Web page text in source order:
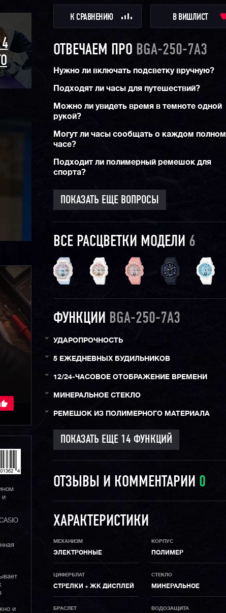
и
и
К СРАВНЕНИЮ В ВИШЛИСТ
ОТВЕЧАЕМ ПРО BGA-250-7A3
Нужно ли включать подсветку вручную?
Подходят ли часы для путешествий?
Можно ли увидеть время в темноте одной
рукой?
Могут ли часы сообщать о каждом полном
часе?
Подходит ли полимерный ремешок для
спорта?
ПОКАЗАТЬ ЕЩЕ ВОПРОСЫ
ВСЕ РАСЦВЕТКИ МОДЕЛИ 6
ФУНКЦИИ BGA-250-7A3
УДАРОПРОЧНОСТЬ
5 ЕЖЕДНЕВНЫХ БУДИЛЬНИКОВ
12/24-ЧАСОВОЕ ОТОБРАЖЕНИЕ ВРЕМЕНИ
МИНЕРАЛЬНОЕ СТЕКЛО
РЕМЕШОК ИЗ ПОЛИМЕРНОГО МАТЕРИАЛА
ОТЗЫВЫ И КОММЕНТАРИИ 0
ХАРАКТЕРИСТИКИ
МЕХАНИЗМ
ЭЛЕКТРОННЫЕ
КОРПУС
ПОЛИМЕР
ЦИФЕРБЛАТ
СТРЕЛКИ + ЖК ДИСПЛЕЙ
СТЕКЛО
МИНЕРАЛЬНОЕ
БРАСЛЕТ ВОДОЗАЩИТА